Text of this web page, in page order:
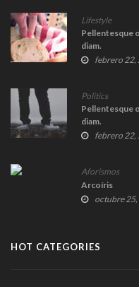
Lifestyle
Pellentesque
diam.
febrero 22,
Politics
Pellentesque
diam.
febrero 22,
Aforismos
Arcoíris
octubre
HOT CATEGORIES